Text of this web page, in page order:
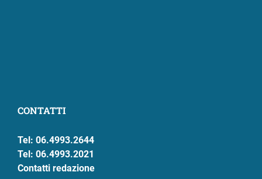
CONTATTI
Tel: 06.4993.2644
Tel: 06.4993.2021
Contatti redazione